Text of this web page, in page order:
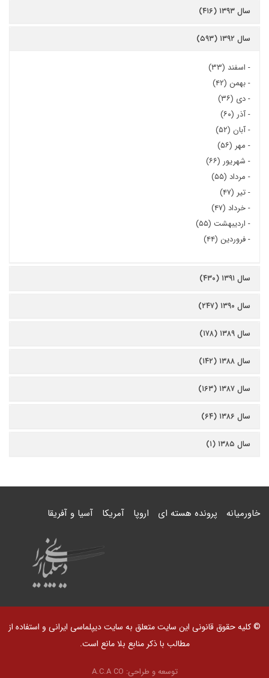
سال ۱۳۹۳ (۴۱۶)
سال ۱۳۹۲ (۵۹۳)
- اسفند (۳۳)
-بهمن (۴۲)
-دی (۳۶)
-آذر (۶۰)
-آبان (۵۲)
- مهر (۵۶)
- شهریور (۶۶)
- مرداد (۵۵)
-تیر (۴۷)
-خرداد (۴۷)
- اردیبهشت (۵۵)
-فروردین (۴۴)
سال ۱۳۹۱ (۴۳۰)
سال ۱۳۹۰ (۲۴۷)
سال ۱۳۸۹ (۱۷۸)
سال ۱۳۸۸ (۱۴۲)
سال ۱۳۸۷ (۱۶۳)
سال ۱۳۸۶ (۶۴)
سال ۱۳۸۵ (۱)
خاورمیانه پرونده هسته ای اروپا آمریکا آسیا و آفریقا
© کلیه حقوق قانونی این سایت متعلق به سایت دیپلماسی ایرانی و استفاده از
مطالب با ذکر منابع بلا مانع است.
توسعه و طراحی: A.C.A CO